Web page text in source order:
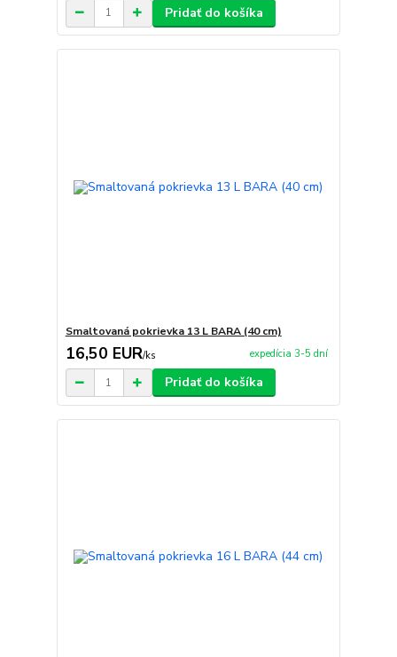
Pridať do košíka
Smaltovaná pokrievka 13 L BARA (40 cm)
16,50 EUR/ks expedícia 3-5 dní
Pridať do košíka